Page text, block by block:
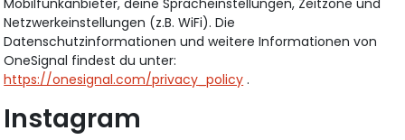
Mobilfunkanbieter, deine Spracheinstellungen, Zeitzone und
Netzwerkeinstellungen (z.B. WiFi). Die
Datenschutzinformationen und weitere Informationen von
OneSignal findest du unter:
https://onesignal.com/privacy_policy .
Instagram